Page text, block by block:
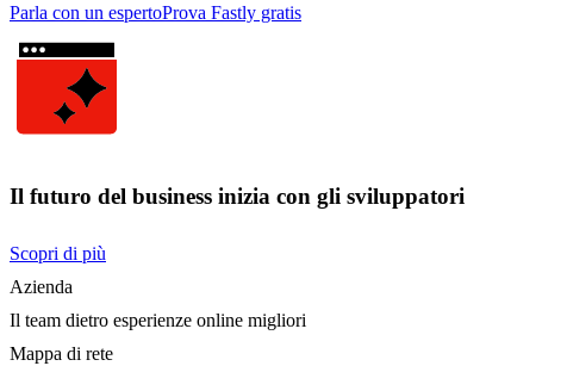
Parla con un espertoProva Fastly gratis
Il futuro del business inizia con gli sviluppatori
Scopri di più
Azienda
Il team dietro esperienze online migliori
Mappa di rete